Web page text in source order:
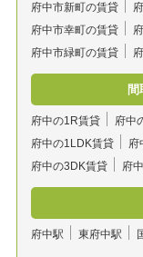
府中市新町の賃貸
府中市幸町の賃貸
府中市緑町の賃貸
府中の1R賃貸 府中
府中の1LDK賃貸
府
府中の3DK賃貸
府
府中駅 東府中駅